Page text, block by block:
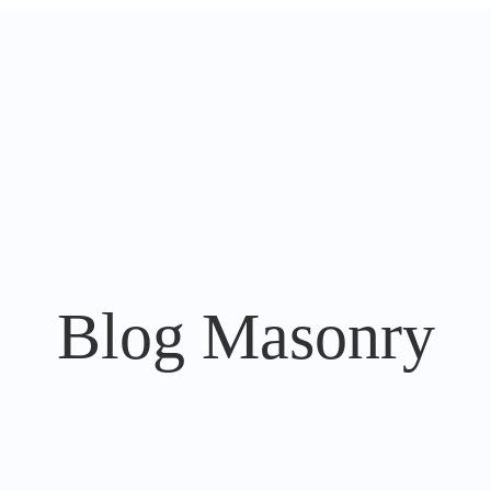
Blog Masonry